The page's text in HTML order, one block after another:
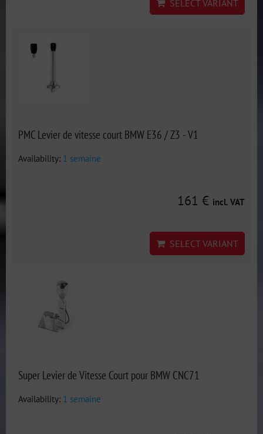
SELECT VARIANT
PMC Levier de vitesse court BMW E36 / Z3 - V1
Availability: 1 semaine
161 € incl. VAT
SELECT VARIANT
Super Levier de Vitesse Court pour BMW CNC71
Availability: 1 semaine